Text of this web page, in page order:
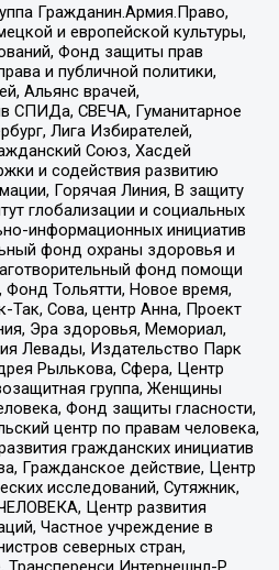
Гражданин.Армия.Право,
и европейской культуры,
Фонд защиты прав
и публичной политики,
Альянс врачей,
СВЕЧА, Гуманитарное
Лига Избирателей,
Союз, Хасдей
и содействия развитию
Горячая Линия, В защиту
глобализации и социальных
информационных инициатив
фонд охраны здоровья и
фонд помощи
Тольятти, Новое время,
Так, Сова, центр Анна, Проект
Эра здоровья, Мемориал,
Левады, Издательство Парк
Рылькова, Сфера, Центр
группа, Женщины
Фонд защиты гласности,
центр по правам человека,
гражданских инициатив
Гражданское действие, Центр
исследований, Сутяжник,
Центр развития
Частное учреждение в
северных стран,